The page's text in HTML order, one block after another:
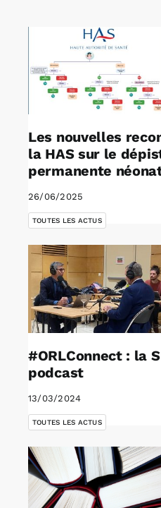
Rechercher:
Annonces emploi
Les nouvelles
la HAS sur le
permanente
26/06/2025
TOUTES LES ACTUS
#ORLConnect : la
podcast
13/03/2024
TOUTES LES ACTUS